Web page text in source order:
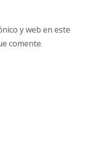
y web en este
comente.